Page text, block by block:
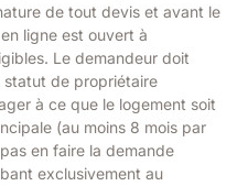
de tout devis et avant le
ligne est ouvert à
Le demandeur doit
statut de propriétaire
à ce que le logement soit
(au moins 8 mois par
en faire la demande
exclusivement au